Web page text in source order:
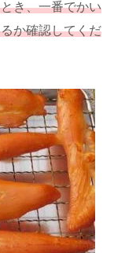
き、一番でかい
か確認してくだ